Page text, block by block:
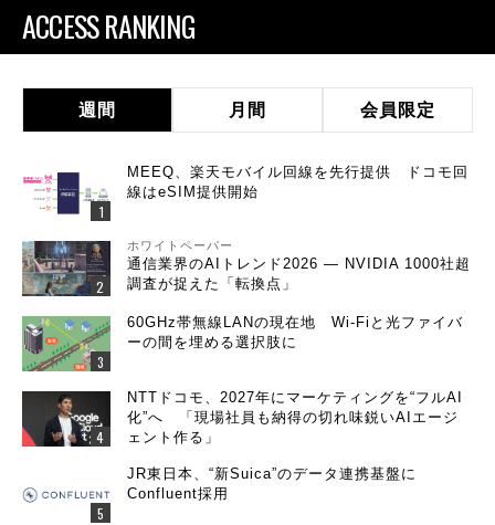
ACCESS RANKING
週間 月間 会員限定
MEEQ、楽天モバイル回線を先行提供 ドコモ回
線はeSIM提供開始
ホワイトペーパー
通信業界のAIトレンド2026 ― NVIDIA 1000社超
調査が捉えた「転換点」
60GHz帯無線LANの現在地 Wi-Fiと光ファイバ
ーの間を埋める選択肢に
NTTドコモ、2027年にマーケティングを“フルAI
化”へ 「現場社員も納得の切れ味鋭いAIエージ
ェント作る」
JR東日本、“新Suica”のデータ連携基盤に
Confluent採用